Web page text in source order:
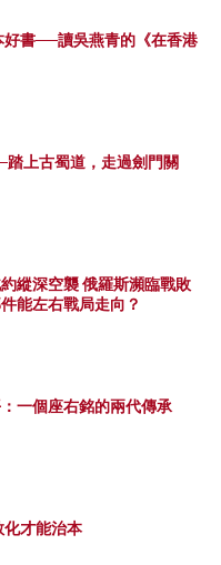
好書──讀吳燕青的《在香港
上古蜀道，走過劍門關
縱深空襲 俄羅斯瀕臨戰敗
能左右戰局走向？
一個座右銘的兩代傳承
化才能治本